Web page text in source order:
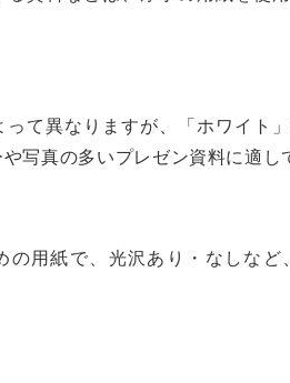
って異なりますが、「ホワイト
写真の多いプレゼン資料に適し
の用紙で、光沢あり・なしな